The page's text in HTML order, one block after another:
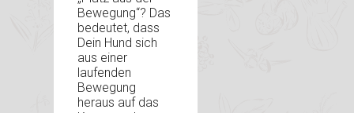
Bewegung“? Das
bedeutet, dass
Dein Hund sich
aus einer
laufenden
Bewegung
heraus auf das